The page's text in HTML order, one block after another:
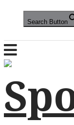
Search Button